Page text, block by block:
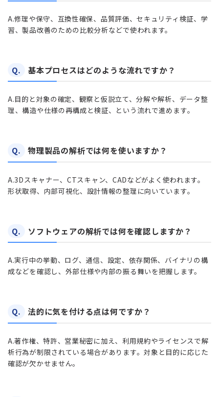
A.修理や保守、互換性確保、品質評価、セキュリティ検証、学
習、製品改善のための比較分析などで使われます。
Q. 基本プロセスはどのような流れですか？
A.目的と対象の確定、観察と仮説立て、分解や解析、データ整
理、構造や仕様の再構成と検証、という流れで進めます。
Q. 物理製品の解析では何を使いますか？
A.3Dスキャナー、CTスキャン、CADなどがよく使われます。
形状取得、内部可視化、設計情報の整理に向いています。
Q. ソフトウェアの解析では何を確認しますか？
A.実行中の挙動、ログ、通信、設定、依存関係、バイナリの構
成などを確認し、外部仕様や内部の振る舞いを把握します。
Q. 法的に気を付ける点は何ですか？
A.著作権、特許、営業秘密に加え、利用規約やライセンスで解
析行為が制限されている場合があります。対象と目的に応じた
確認が欠かせません。